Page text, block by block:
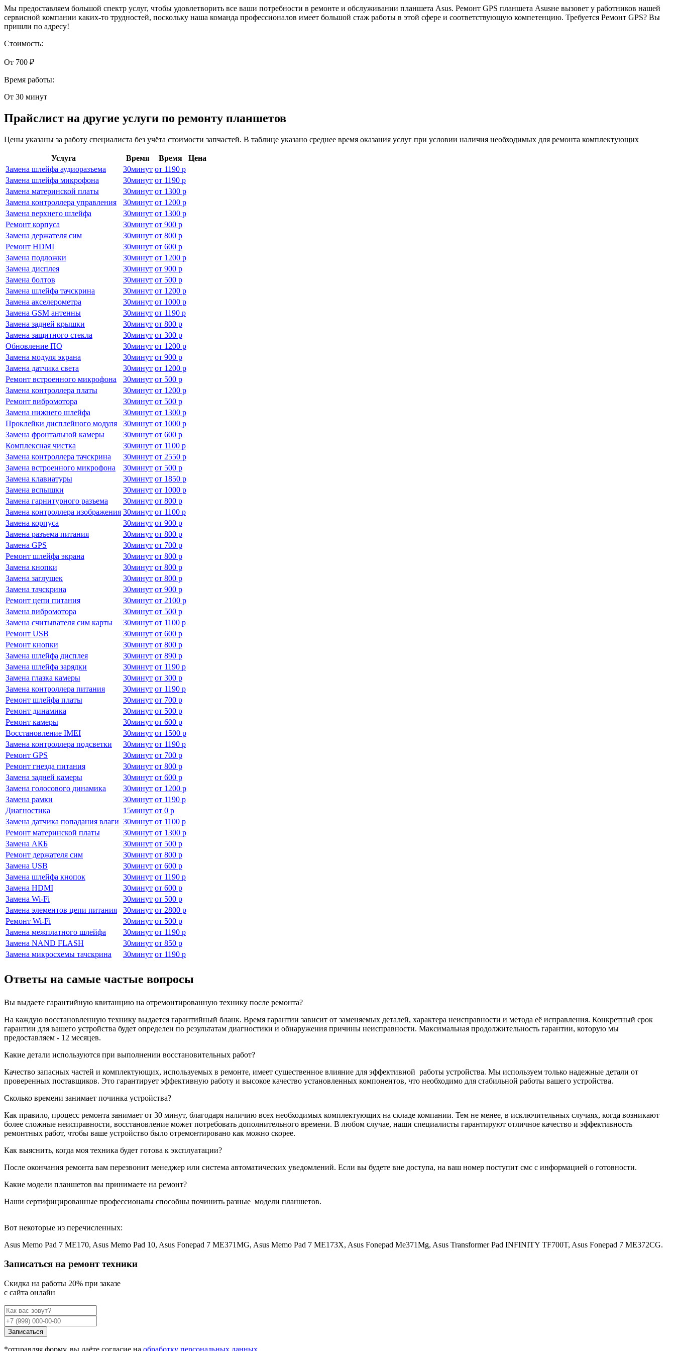
Мы предоставляем большой спектр услуг, чтобы удовлетворить все ваши потребности в ремонте и обслуживании планшета Asus. Ремонт GPS планшета Asusне вызовет у работников нашей
сервисной компании каких-то трудностей, поскольку наша команда профессионалов имеет большой стаж работы в этой сфере и соответствующую компетенцию. Требуется Ремонт GPS? Вы
пришли по адресу!
Стоимость:
От 700 ₽
Время работы:
От 30 минут
Прайслист на другие услуги по ремонту планшетов
Цены указаны за работу специалиста без учёта стоимости запчастей. В таблице указано среднее время оказания услуг при условии наличия необходимых для ремонта комплектующих
Услуга Время Время
Цена
Замена шлейфа аудиоразъема
30минут от 1190 р
Замена шлейфа микрофона
30минут от 1190 р
Замена материнской платы
30минут от 1300 р
Замена контроллера управления
30минут от 1200 р
Замена верхнего шлейфа
30минут от 1300 р
Ремонт корпуса
30минут от 900 р
Замена держателя сим
30минут от 800 р
Ремонт HDMI
30минут от 600 р
Замена подложки
30минут от 1200 р
Замена дисплея
30минут от 900 р
Замена болтов
30минут от 500 р
Замена шлейфа тачскрина
30минут от 1200 р
Замена акселерометра
30минут от 1000 р
Замена GSM антенны
30минут от 1190 р
Замена задней крышки
30минут от 800 р
Замена защитного стекла
30минут от 300 р
Обновление ПО
30минут от 1200 р
Замена модуля экрана
30минут от 900 р
Замена датчика света
30минут от 1200 р
Ремонт встроенного микрофона
30минут от 500 р
Замена контроллера платы
30минут от 1200 р
Ремонт вибромотора
30минут от 500 р
Замена нижнего шлейфа
30минут от 1300 р
Проклейки дисплейного модуля
30минут от 1000 р
Замена фронтальной камеры
30минут от 600 р
Комплексная чистка
30минут от 1100 р
Замена контроллера тачскрина
30минут от 2550 р
Замена встроенного микрофона
30минут от 500 р
Замена клавиатуры
30минут от 1850 р
Замена вспышки
30минут от 1000 р
Замена гарнитурного разъема
30минут от 800 р
Замена контроллера изображения 30минут от 1100 р
Замена корпуса
30минут от 900 р
Замена разъема питания
30минут от 800 р
Замена GPS
30минут от 700 р
Ремонт шлейфа экрана
30минут от 800 р
Замена кнопки
30минут от 800 р
Замена заглушек
30минут от 800 р
Замена тачскрина
30минут от 900 р
Ремонт цепи питания
30минут от 2100 р
Замена вибромотора
30минут от 500 р
Замена считывателя сим карты
30минут от 1100 р
Ремонт USB
30минут от 600 р
Ремонт кнопки
30минут от 800 р
Замена шлейфа дисплея
30минут от 890 р
Замена шлейфа зарядки
30минут от 1190 р
Замена глазка камеры
30минут от 300 р
Замена контроллера питания
30минут от 1190 р
Ремонт шлейфа платы
30минут от 700 р
Ремонт динамика
30минут от 500 р
Ремонт камеры
30минут от 600 р
Восстановление IMEI
30минут от 1500 р
Замена контроллера подсветки
30минут от 1190 р
Ремонт GPS
30минут от 700 р
Ремонт гнезда питания
30минут от 800 р
Замена задней камеры
30минут от 600 р
Замена голосового динамика
30минут от 1200 р
Замена рамки
30минут от 1190 р
Диагностика
15минут от 0 р
Замена датчика попадания влаги 30минут от 1100 р
Ремонт материнской платы
30минут от 1300 р
Замена АКБ
30минут от 500 р
Ремонт держателя сим
30минут от 800 р
Замена USB
30минут от 600 р
Замена шлейфа кнопок
30минут от 1190 р
Замена HDMI
30минут от 600 р
Замена Wi-Fi
30минут от 500 р
Замена элементов цепи питания
30минут от 2800 р
Ремонт Wi-Fi
30минут от 500 р
Замена межплатного шлейфа
30минут от 1190 р
Замена NAND FLASH
30минут от 850 р
Замена микросхемы тачскрина
30минут от 1190 р
Ответы на самые частые вопросы
Вы выдаете гарантийную квитанцию на отремонтированную технику после ремонта?
На каждую восстановленную технику выдается гарантийный бланк. Время гарантии зависит от заменяемых деталей, характера неисправности и метода её исправления. Конкретный срок
гарантии для вашего устройства будет определен по результатам диагностики и обнаружения причины неисправности. Максимальная продолжительность гарантии, которую мы
предоставляем - 12 месяцев.
Какие детали используются при выполнении восстановительных работ?
Качество запасных частей и комплектующих, используемых в ремонте, имеет существенное влияние для эффективной работы устройства. Мы используем только надежные детали от
проверенных поставщиков. Это гарантирует эффективную работу и высокое качество установленных компонентов, что необходимо для стабильной работы вашего устройства.
Сколько времени занимает починка устройства?
Как правило, процесс ремонта занимает от 30 минут, благодаря наличию всех необходимых комплектующих на складе компании. Тем не менее, в исключительных случаях, когда возникают
более сложные неисправности, восстановление может потребовать дополнительного времени. В любом случае, наши специалисты гарантируют отличное качество и эффективность
ремонтных работ, чтобы ваше устройство было отремонтировано как можно скорее.
Как выяснить, когда моя техника будет готова к эксплуатации?
После окончания ремонта вам перезвонит менеджер или система автоматических уведомлений. Если вы будете вне доступа, на ваш номер поступит смс с информацией о готовности.
Какие модели планшетов вы принимаете на ремонт?
Наши сертифицированные профессионалы способны починить разные модели планшетов.
Вот некоторые из перечисленных:
Asus Memo Pad 7 ME170, Asus Memo Pad 10, Asus Fonepad 7 ME371MG, Asus Memo Pad 7 ME173X, Asus Fonepad Me371Mg, Asus Transformer Pad INFINITY TF700T, Asus Fonepad 7 ME372CG.
Записаться на ремонт техники
Cкидка на работы 20% при заказе
с сайта онлайн
Записаться
*отправляя форму, вы даёте согласие на обработку персональных данных